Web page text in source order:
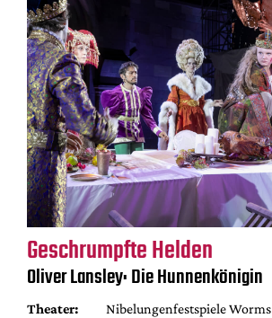
Geschrumpfte Helden
Oliver Lansley: Die Hunnenkönigin
Theater:
Nibelungenfestspiele Worms